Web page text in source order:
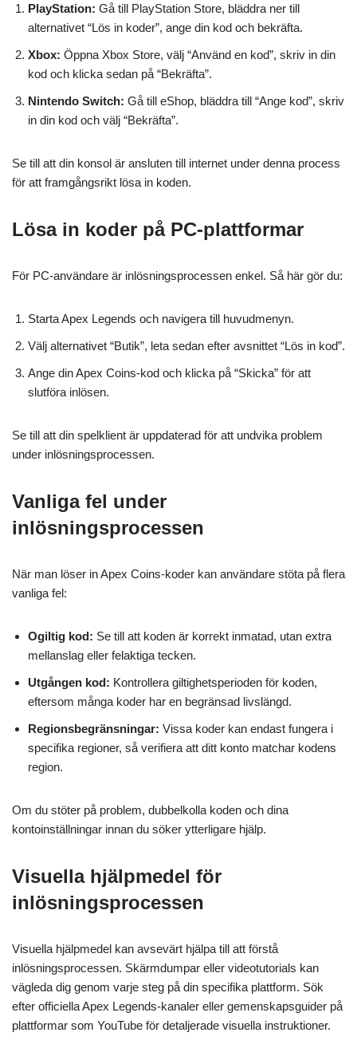
PlayStation: Gå till PlayStation Store, bläddra ner till
alternativet “Lös in koder”, ange din kod och bekräfta.
Xbox: Öppna Xbox Store, välj “Använd en kod”, skriv in din
kod och klicka sedan på “Bekräfta”.
Nintendo Switch: Gå till eShop, bläddra till “Ange kod”, skriv
in din kod och välj “Bekräfta”.
Se till att din konsol är ansluten till internet under denna process
för att framgångsrikt lösa in koden.
Lösa in koder på PC-plattformar
För PC-användare är inlösningsprocessen enkel. Så här gör du:
Starta Apex Legends och navigera till huvudmenyn.
Välj alternativet “Butik”, leta sedan efter avsnittet “Lös in kod”.
Ange din Apex Coins-kod och klicka på “Skicka” för att
slutföra inlösen.
Se till att din spelklient är uppdaterad för att undvika problem
under inlösningsprocessen.
Vanliga fel under
inlösningsprocessen
När man löser in Apex Coins-koder kan användare stöta på flera
vanliga fel:
Ogiltig kod: Se till att koden är korrekt inmatad, utan extra
mellanslag eller felaktiga tecken.
Utgången kod: Kontrollera giltighetsperioden för koden,
eftersom många koder har en begränsad livslängd.
Regionsbegränsningar: Vissa koder kan endast fungera i
specifika regioner, så verifiera att ditt konto matchar kodens
region.
Om du stöter på problem, dubbelkolla koden och dina
kontoinställningar innan du söker ytterligare hjälp.
Visuella hjälpmedel för
inlösningsprocessen
Visuella hjälpmedel kan avsevärt hjälpa till att förstå
inlösningsprocessen. Skärmdumpar eller videotutorials kan
vägleda dig genom varje steg på din specifika plattform. Sök
efter officiella Apex Legends-kanaler eller gemenskapsguider på
plattformar som YouTube för detaljerade visuella instruktioner.